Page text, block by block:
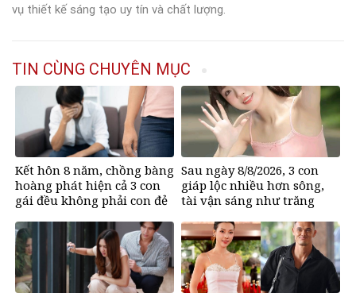
vụ thiết kế sáng tạo uy tín và chất lượng.
TIN CÙNG CHUYÊN MỤC
Kết hôn 8 năm, chồng bàng
hoàng phát hiện cả 3 con
gái đều không phải con đẻ
Sau ngày 8/8/2026, 3 con
giáp lộc nhiều hơn sông,
tài vận sáng như trăng